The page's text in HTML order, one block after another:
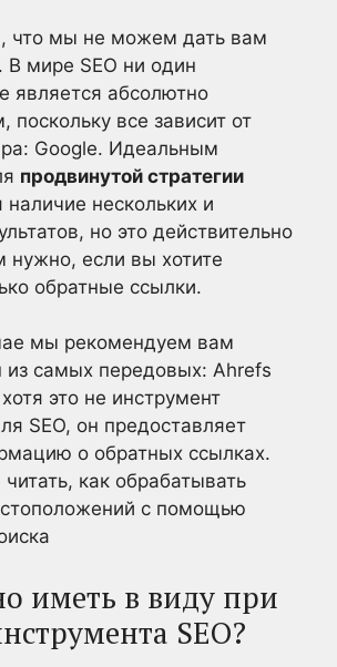
что мы не можем дать вам
В мире SEO ни один
является абсолютно
все зависит от
Google. Идеальным
продвинутой стратегии
наличие нескольких и
но это действительно
нужно, если вы хотите
обратные ссылки.
мы рекомендуем вам
из самых передовых: Ahrefs
это не инструмент
SEO, он предоставляет
о обратных ссылках.
как обрабатывать
с помощью
иметь в виду при
SEO?